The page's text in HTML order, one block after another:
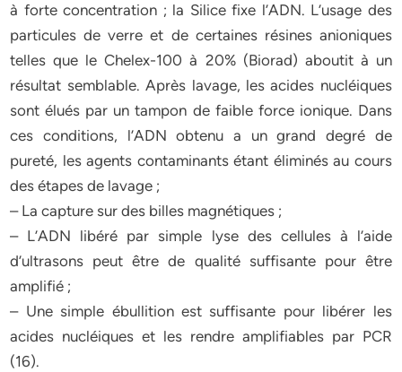
à forte concentration ; la Silice fixe l’ADN. L’usage des
particules de verre et de certaines résines anioniques
telles que le Chelex-100 à 20% (Biorad) aboutit à un
résultat semblable. Après lavage, les acides nucléiques
sont élués par un tampon de faible force ionique. Dans
ces conditions, l’ADN obtenu a un grand degré de
pureté, les agents contaminants étant éliminés au cours
des étapes de lavage ;
– La capture sur des billes magnétiques ;
– L’ADN libéré par simple lyse des cellules à l’aide
d’ultrasons peut être de qualité suffisante pour être
amplifié ;
– Une simple ébullition est suffisante pour libérer les
acides nucléiques et les rendre amplifiables par PCR
(16).